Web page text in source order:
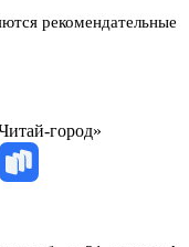
рекомендательные
город»